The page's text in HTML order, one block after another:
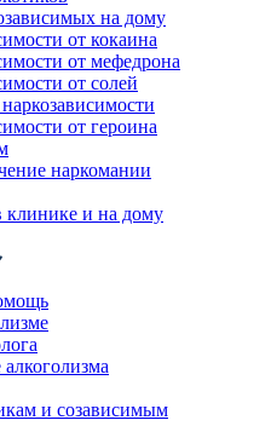
на дому
от кокаина
от мефедрона
от солей
от героина
наркомании
клинике и на дому
и созависимым